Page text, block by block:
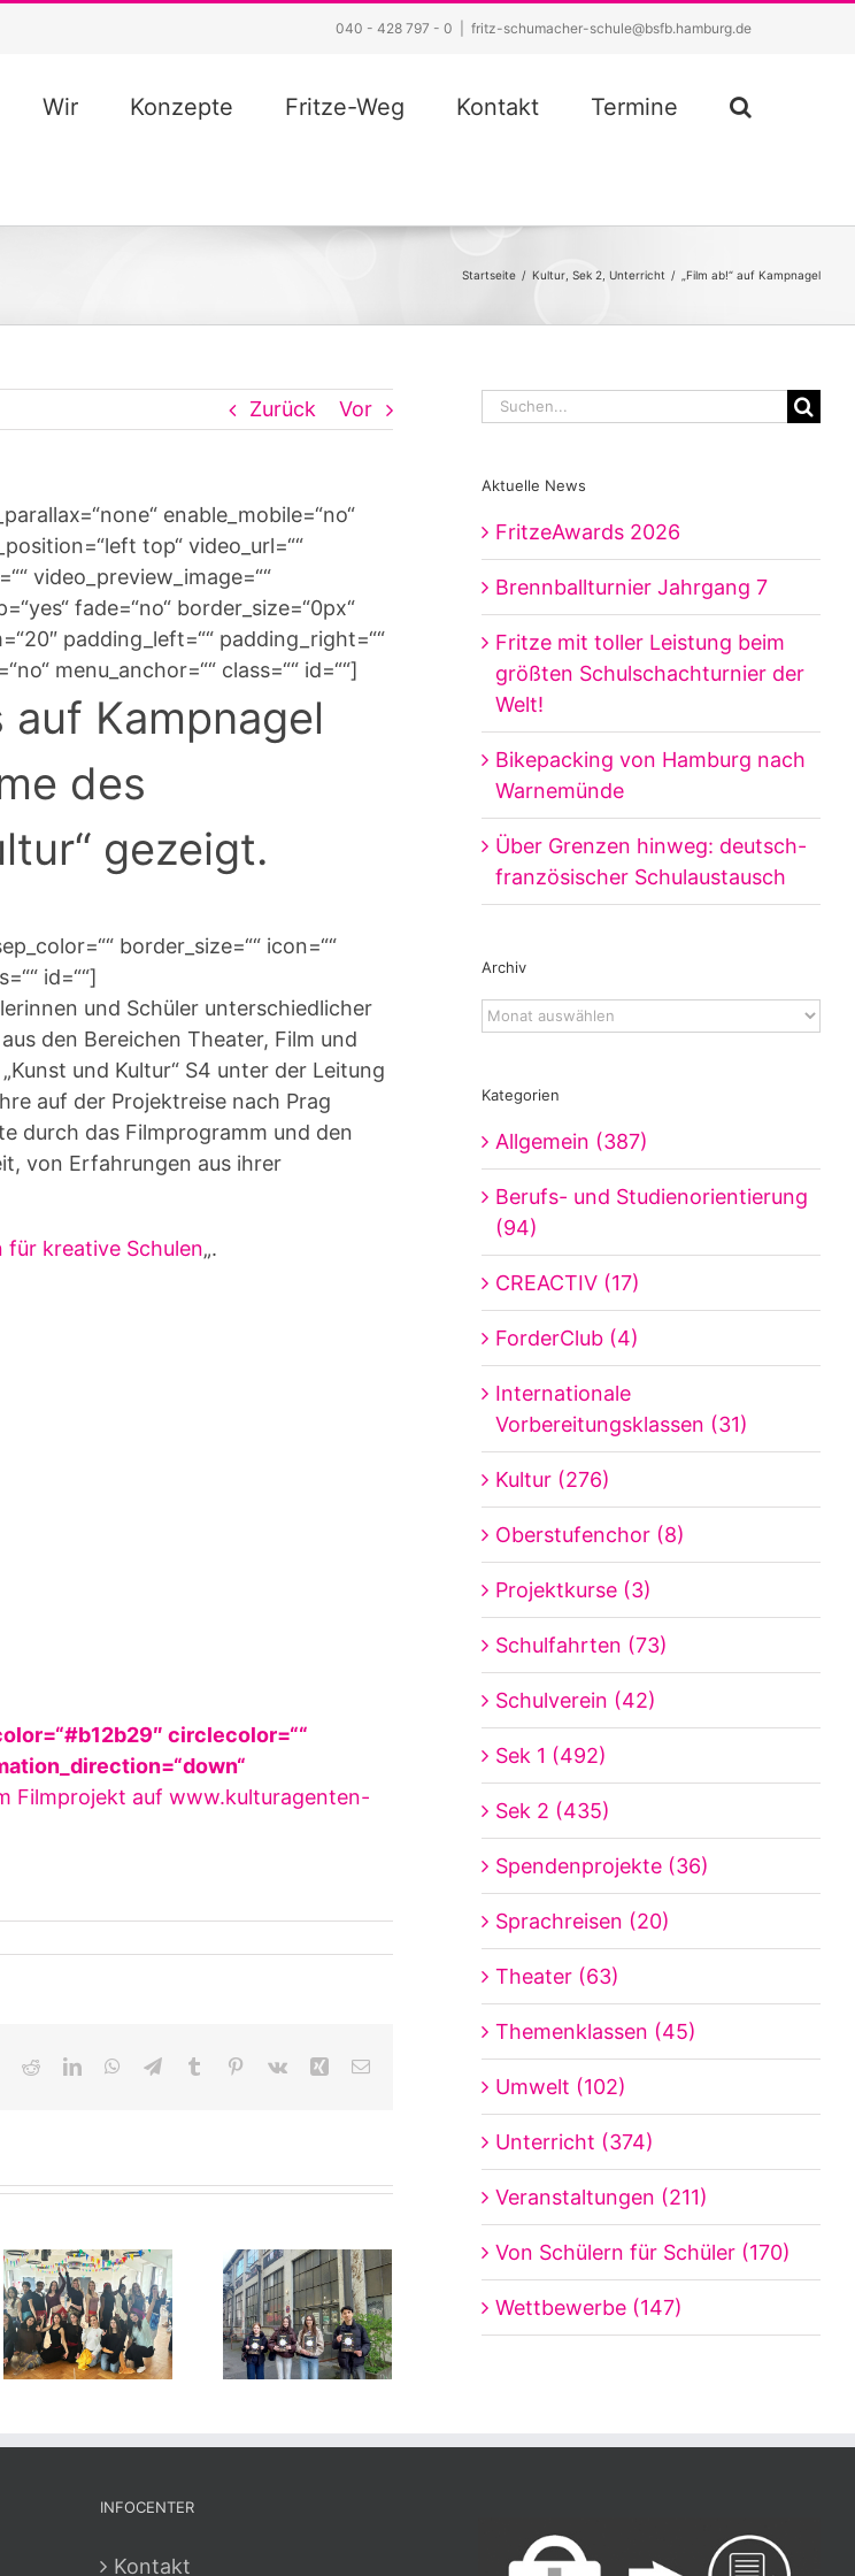
040 - 428 797 - 0 fritz-schumacher-schule@bsfb.hamburg.de
Wir Konzepte Fritze-Weg Kontakt Termine
Startseite / Kultur Sek 2 Unterricht / „Film ab!“ auf Kampnagel
Zurück Vor
enable_mobile=“no“
top“ video_url=““
video_preview_image=““
fade=“no“ border_size=“0px“
padding_left=““ padding_right=““
menu_anchor=““ class=““ id=““]
auf Kampnagel
des
gezeigt.
border_size=““ icon=““
id=““]
und Schüler unterschiedlicher
den Bereichen Theater, Film und
und Kultur“ S4 unter der Leitung
auf der Projektreise nach Prag
durch das Filmprogramm und den
von Erfahrungen aus ihrer
für kreative Schulen„.
circlecolor=““
Filmprojekt auf www.kulturagenten-
RedditLinkedInWhatsApp
TelegramTumblr Pinterest
Vk Xing E-
Suche
Aktuelle News
FritzeAwards 2026
Brennballturnier Jahrgang 7
Fritze mit toller Leistung beim
größten Schulschachturnier der
Welt!
Bikepacking von Hamburg nach
Warnemünde
Über Grenzen hinweg: deutsch-
französischer Schulaustausch
Archiv
Archiv
Kategorien
Allgemein (387)
Berufs- und Studienorientierung
(94)
CREACTIV (17)
ForderClub (4)
Internationale
Vorbereitungsklassen (31)
Kultur (276)
Oberstufenchor (8)
Projektkurse (3)
Schulfahrten (73)
Schulverein (42)
Sek 1 (492)
Sek 2 (435)
Spendenprojekte (36)
Sprachreisen (20)
Theater (63)
Themenklassen (45)
Umwelt (102)
Unterricht (374)
Veranstaltungen (211)
Von Schülern für Schüler (170)
Wettbewerbe (147)
INFOCENTER
Kontakt